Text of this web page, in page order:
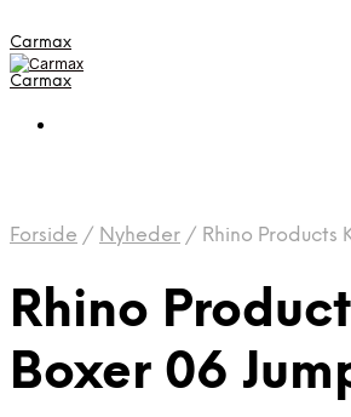
Carmax
Carmax
Forside / Nyheder / Rhino Products
Rhino
Boxer 06